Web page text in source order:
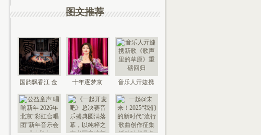
图文推荐
国韵飘香江 金
钟鸣未来 “时代
国
十年逐梦京
城，以艺传情
家乡——
音乐人亓婕携
新歌《歌声里
的草